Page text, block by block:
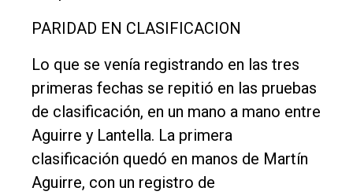
Deportes
Edición
Empresa
Nosotros
Contacto
PARIDAD EN CLASIFICACION
Lo que se venía registrando en las tres
primeras fechas se repitió en las pruebas
de clasificación, en un mano a mano entre
Aguirre y Lantella. La primera
clasificación quedó en manos de Martín
Aguirre, con un registro de